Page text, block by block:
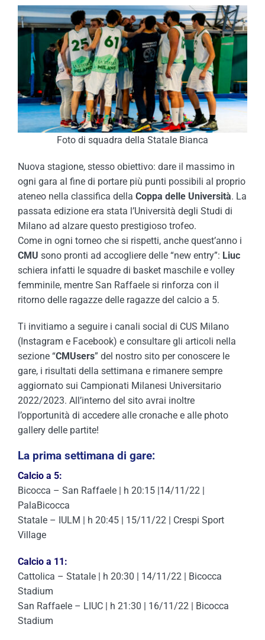
Foto di squadra della Statale Bianca
Nuova stagione, stesso obiettivo: dare il massimo in
ogni gara al fine di portare più punti possibili al proprio
ateneo nella classifica della Coppa delle Università. La
passata edizione era stata l’Università degli Studi di
Milano ad alzare questo prestigioso trofeo.
Come in ogni torneo che si rispetti, anche quest’anno i
CMU sono pronti ad accogliere delle “new entry”: Liuc
schiera infatti le squadre di basket maschile e volley
femminile, mentre San Raffaele si rinforza con il
ritorno delle ragazze delle ragazze del calcio a 5.
Ti invitiamo a seguire i canali social di CUS Milano
(Instagram e Facebook) e consultare gli articoli nella
sezione “CMUsers” del nostro sito per conoscere le
gare, i risultati della settimana e rimanere sempre
aggiornato sui Campionati Milanesi Universitario
2022/2023. All’interno del sito avrai inoltre
l’opportunità di accedere alle cronache e alle photo
gallery delle partite!
La prima settimana di gare:
Calcio a 5:
Bicocca – San Raffaele | h 20:15 |14/11/22 |
PalaBicocca
Statale – IULM | h 20:45 | 15/11/22 | Crespi Sport
Village
Calcio a 11:
Cattolica – Statale | h 20:30 | 14/11/22 | Bicocca
Stadium
San Raffaele – LIUC | h 21:30 | 16/11/22 | Bicocca
Stadium